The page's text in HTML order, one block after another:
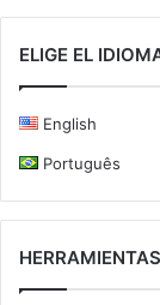
ELIGE EL
English
Português